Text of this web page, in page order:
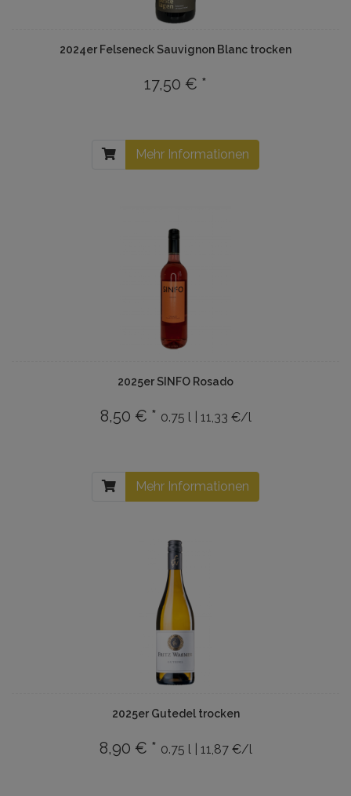
2024er Felseneck Sauvignon Blanc trocken
17,50 € *
Mehr Informationen
2025er SINFO Rosado
8,50 € * 0.75 l | 11,33 €/l
Mehr Informationen
2025er Gutedel trocken
8,90 € * 0.75 l | 11,87 €/l